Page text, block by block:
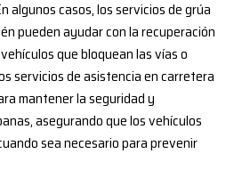
algunos casos, los servicios de grúa
pueden ayudar con la recuperación
que bloquean las vías o
servicios de asistencia en carretera
mantener la seguridad y
asegurando que los vehículos
sea necesario para prevenir